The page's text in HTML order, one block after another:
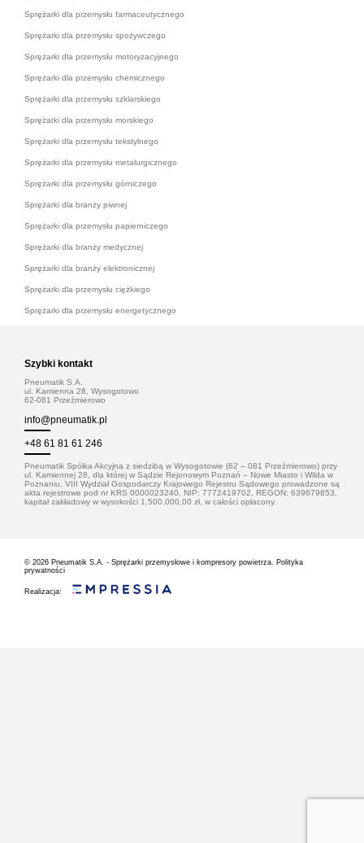
Sprężarki dla przemysłu farmaceutycznego
Sprężarki dla przemysłu spożywczego
Sprężarki dla przemysłu motoryzacyjnego
Sprężarki dla przemysłu chemicznego
Sprężarki dla przemysłu szklarskiego
Sprężarki dla przemysłu morskiego
Sprężarki dla przemysłu tekstylnego
Sprężarki dla przemysłu metalurgicznego
Sprężarki dla przemysłu górniczego
Sprężarki dla branży piwnej
Sprężarki dla przemysłu papierniczego
Sprężarki dla branży medycznej
Sprężarki dla branży elektronicznej
Sprężarki dla przemysłu ciężkiego
Sprężarki dla przemysłu energetycznego
Szybki kontakt
Pneumatik S.A.
ul. Kamienna 28, Wysogotowo
62-081 Przeźmierowo
info@pneumatik.pl
+48 61 81 61 246
Pneumatik Spółka Akcyjna z siedzibą w Wysogotowie (62 – 081 Przeźmierowo) przy
ul. Kamiennej 28, dla której w Sądzie Rejonowym Poznań – Nowe Miasto i Wilda w
Poznaniu, VIII Wydział Gospodarczy Krajowego Rejestru Sądowego prowadzone są
akta rejestrowe pod nr KRS 0000023240, NIP: 7772419702, REGON: 639679853,
kapitał zakładowy w wysokości 1.500.000,00 zł, w całości opłacony.
© 2026 Pneumatik S.A. - Sprężarki przemysłowe i kompresory powietrza. Polityka
prywatności
Realizacja: